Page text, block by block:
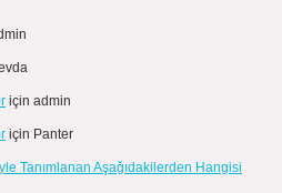
için admin
için Panter
Tanımlanan Aşağıdakilerden Hangisi